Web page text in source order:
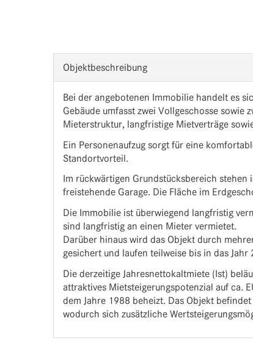
Objekt­beschreibung
Bei der angebotenen Immobilie handelt es
Gebäude umfasst zwei Vollgeschosse sowie
Mieterstruktur, langfristige Mietverträge
Ein Personenaufzug sorgt für eine
Standortvorteil.
Im rückwärtigen Grundstücksbereich stehen
freistehende Garage. Die Fläche im
Die Immobilie ist überwiegend langfristig
sind langfristig an einen Mieter vermietet.
Darüber hinaus wird das Objekt durch
gesichert und laufen teilweise bis in das
Die derzeitige Jahresnettokaltmiete (Ist)
attraktives Mietsteigerungspotenzial auf ca.
dem Jahre 1988 beheizt. Das Objekt
wodurch sich zusätzliche